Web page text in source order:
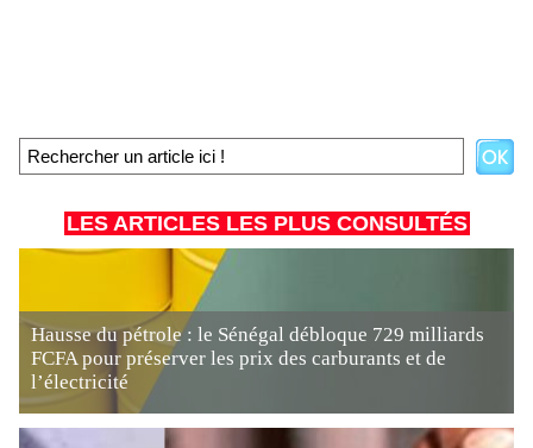
LES ARTICLES LES PLUS CONSULTÉS
Hausse du pétrole : le Sénégal débloque 729 milliards
FCFA pour préserver les prix des carburants et de
l’électricité